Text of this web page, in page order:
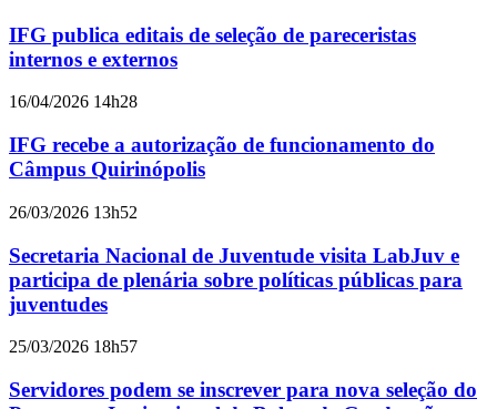
IFG publica editais de seleção de pareceristas
internos e externos
16/04/2026 14h28
IFG recebe a autorização de funcionamento do
Câmpus Quirinópolis
26/03/2026 13h52
Secretaria Nacional de Juventude visita LabJuv e
participa de plenária sobre políticas públicas para
juventudes
25/03/2026 18h57
Servidores podem se inscrever para nova seleção do